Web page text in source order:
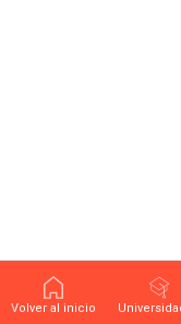
Volver al inicio